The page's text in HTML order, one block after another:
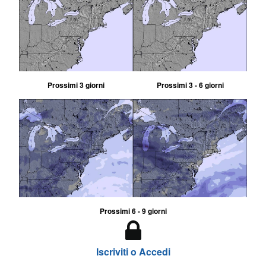
Prossimi 3 giorni Prossimi 3 - 6 giorni
Prossimi 6 - 9 giorni
Iscriviti o Accedi